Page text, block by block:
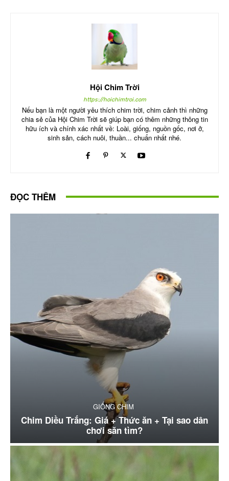
Hội Chim Trời
https://hoichimtroi.com
Nếu bạn là một người yêu thích chim trời, chim cảnh thì những
chia sẻ của Hội Chim Trời sẽ giúp bạn có thêm những thông tin
hữu ích và chính xác nhất về: Loài, giống, nguồn gốc, nơi ở,
sinh sản, cách nuôi, thuần... chuẩn nhất nhé.
ĐỌC THÊM
GIỐNG CHIM
Chim Diều Trắng: Giá + Thức ăn + Tại sao dân
chơi săn tìm?